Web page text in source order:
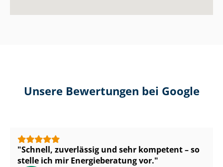
Unsere Bewertungen bei Google
Schnell, zuverlässig und sehr kompetent – so
stelle ich mir Energieberatung vor.